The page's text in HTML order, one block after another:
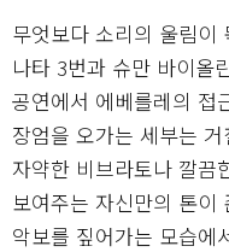
무엇보다 소리의 울림이
나타 3번과 슈만 바이올
공연에서 에베를레의 접
장엄을 오가는 세부는
자약한 비브라토나 깔끔
보여주는 자신만의 톤이
악보를 짚어가는 모습에